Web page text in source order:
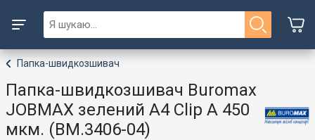
Папка-швидкозшивач
Папка-швидкозшивач Buromax
JOBMAX зелений A4 Clip A 450
мкм. (BM.3406-04)